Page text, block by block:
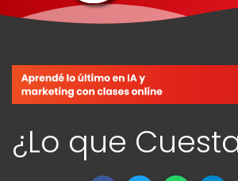
¿Lo que